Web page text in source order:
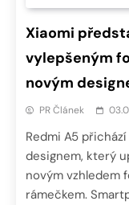
Xiaomi
vylepšeným
novým
PR Článek
Redmi A5
designem, který
novým vzhledem
rámečkem.